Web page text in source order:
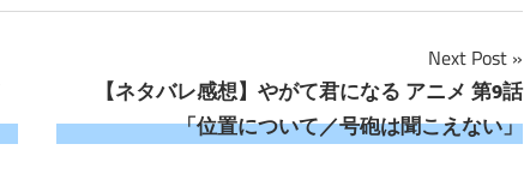
Next Post
【ネタバレ感想】やがて君になる アニメ 第9話
「位置について／号砲は聞こえない」